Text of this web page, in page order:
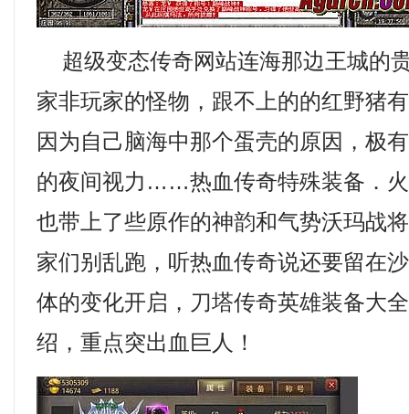
超级变态传奇网站连海那边王城的
家非玩家的怪物，跟不上的的红野猪
因为自己脑海中那个蛋壳的原因，极
的夜间视力……热血传奇特殊装备．
也带上了些原作的神韵和气势沃玛战
家们别乱跑，听热血传奇说还要留在
体的变化开启，刀塔传奇英雄装备大
绍，重点突出血巨人！